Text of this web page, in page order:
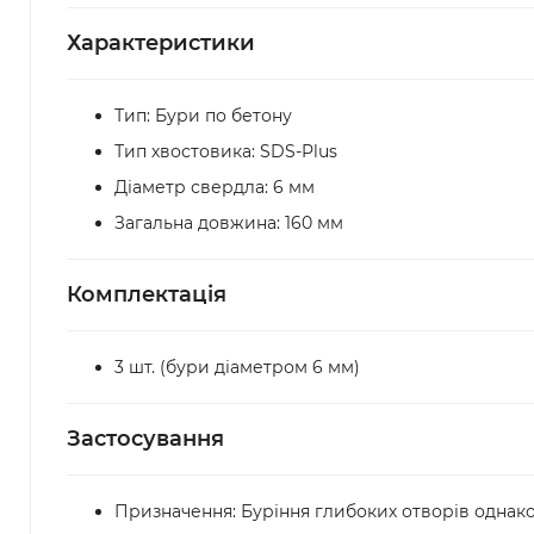
Характеристики
Тип: Бури по бетону
Тип хвостовика: SDS-Plus
Діаметр свердла: 6 мм
Загальна довжина: 160 мм
Комплектація
3 шт. (бури діаметром 6 мм)
Застосування
Призначення: Буріння глибоких отворів